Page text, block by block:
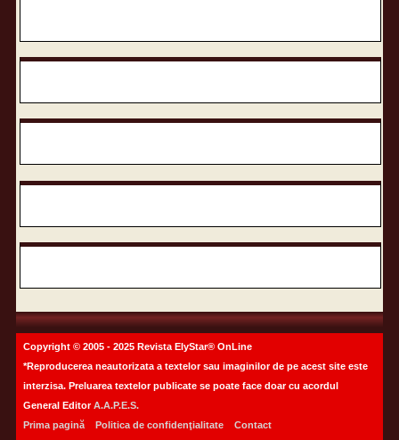
Copyright © 2005 - 2025 Revista ElyStar® OnLine
*Reproducerea neautorizata a textelor sau imaginilor de pe acest site este
interzisa. Preluarea textelor publicate se poate face doar cu acordul
General EditorA.A.P.E.S.
Prima pagină
Politica de confidenţialitate Contact